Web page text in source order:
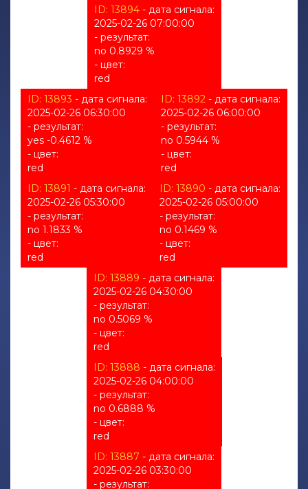
ID: 13894- дата сигнала:
2025-02-26 07:00:00
- результат:
no 0.8929 %
- цвет:
red
ID: 13893 - дата сигнала:
2025-02-26 06:30:00
- результат:
yes -0.4612 %
- цвет:
red
ID: 13892 - дата сигнала:
2025-02-26 06:00:00
- результат:
no 0.5944 %
- цвет:
red
ID: 13891 - дата сигнала:
2025-02-26 05:30:00
- результат:
no 1.1833 %
- цвет:
red
ID: 13890 - дата сигнала:
2025-02-26 05:00:00
- результат:
no 0.1469 %
- цвет:
red
ID: 13889 - дата сигнала:
2025-02-26 04:30:00
- результат:
no 0.5069 %
- цвет:
red
ID: 13888 - дата сигнала:
2025-02-26 04:00:00
- результат:
no 0.6888 %
- цвет:
red
ID: 13887 - дата сигнала:
2025-02-26 03:30:00
- результат: